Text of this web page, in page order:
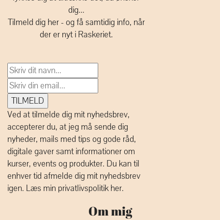
dig...
Tilmeld dig her - og få samtidig info, når
der er nyt i Raskeriet.
Ved at tilmelde dig mit nyhedsbrev,
accepterer du, at jeg må sende dig
nyheder, mails med tips og gode råd,
digitale gaver samt informationer om
kurser, events og produkter. Du kan til
enhver tid afmelde dig mit nyhedsbrev
igen. Læs min privatlivspolitik her.
Om mig